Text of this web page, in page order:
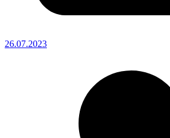
26.07.2023